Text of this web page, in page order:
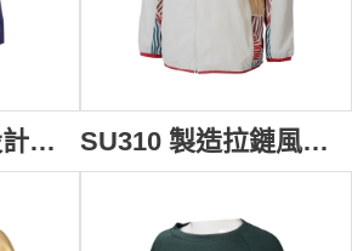
訂購撞色校服 設計繡花LOGO牛角袖校服 短袖校服專門店 澳洲 公立學校 SU322 SU310 製造拉鏈風褸校服 設計團體連帽拼接印花紅色邊風褸校服 校服批發商 國際學校 預備班 幼稚園